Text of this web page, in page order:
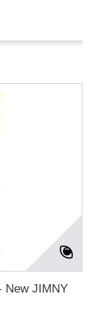
New JIMNY